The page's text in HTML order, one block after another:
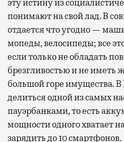
эту истину из
понимают на свой лад. В
отдается что угодно —
мопеды, велосипеды; все
если только не обладать
брезгливостью и не иметь
большой горе имущества. В
делиться одной из самых
пауэрбанками, то есть
мощности одного хватает
зарядить до 10 смартфонов.